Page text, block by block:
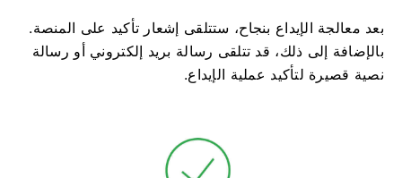
بعد معالجة الإيداع بنجاح، ستتلقى إشعار تأكيد على المنصة.
بالإضافة إلى ذلك، قد تتلقى رسالة بريد إلكتروني أو رسالة
نصية قصيرة لتأكيد عملية الإيداع.